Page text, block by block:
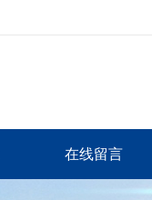
在线留言